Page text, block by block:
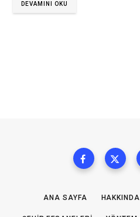
DEVAMINI OKU
ANA SAYFA HAKKINDA